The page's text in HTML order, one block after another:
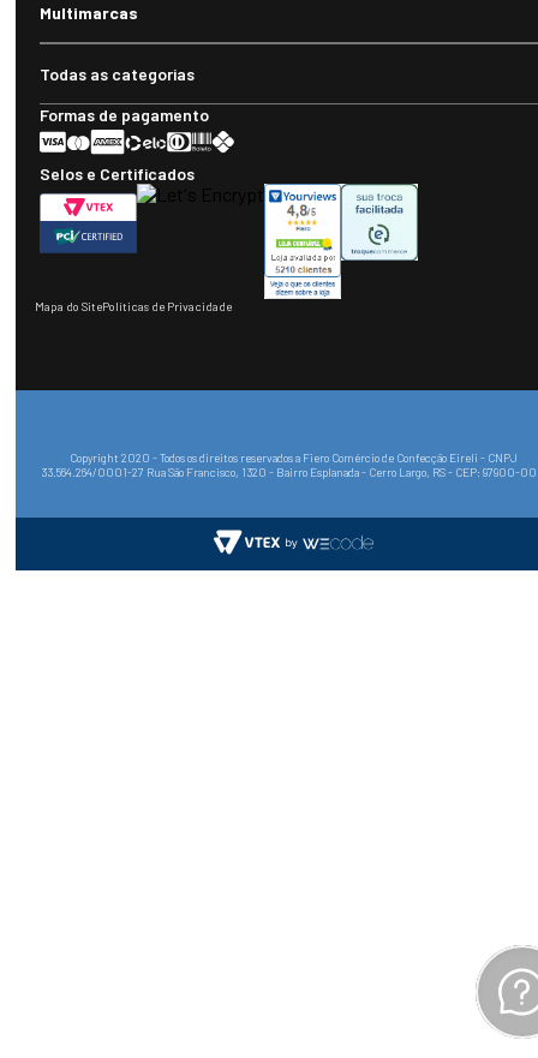
Multimarcas
Todas as categorias
Formas de pagamento
Selos e Certificados
Mapa do SitePolíticas de Privacidade
Copyright 2020 - Todos os direitos reservados a Fiero Comércio de Confecção Eireli - CNPJ
33.564.264/0001-27 Rua São Francisco, 1320 - Bairro Esplanada - Cerro Largo, RS - CEP: 97900-